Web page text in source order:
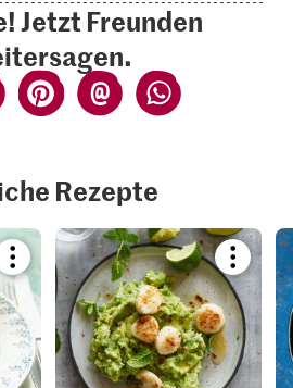
Jetzt Freunden
Rezepte
Bookmark
recipe
or
add
it
to
your
collections.
recipe
or
add
to
your